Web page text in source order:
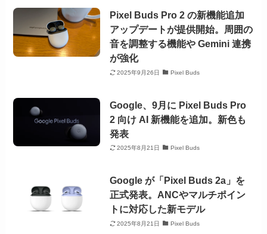
Pixel Buds Pro 2 の新機能追加
アップデートが提供開始。周囲の
音を調整する機能や Gemini 連携
が強化
2025年9月26日 Pixel Buds
Google、9月に Pixel Buds Pro
2 向け AI 新機能を追加。新色も
発表
2025年8月21日 Pixel Buds
Google が「Pixel Buds 2a」を
正式発表。ANCやマルチポイン
トに対応した新モデル
2025年8月21日 Pixel Buds